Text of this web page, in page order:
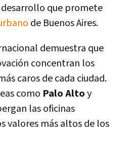
que promete
de Buenos Aires.
demuestra que
concentran los
caros de cada ciudad.
como Palo Altoy
las oficinas
valores más altos de los